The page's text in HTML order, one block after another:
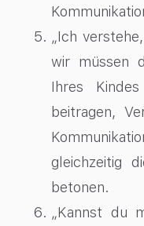
„Ich
wir müssen
Ihres
beitragen,
gleichzeitig
betonen.
„Kannst du